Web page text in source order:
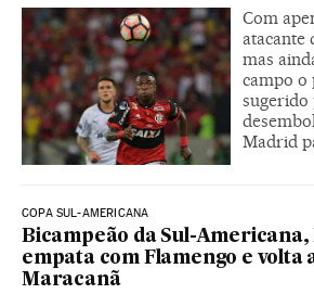
Com
atacante
mas
campo o
sugerido
Madrid
COPA SUL-AMERICANA
Bicampeão da Sul-
empata com Flamengo e volta
Maracanã